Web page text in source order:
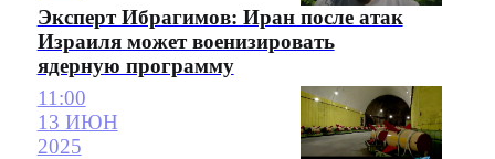
Эксперт Ибрагимов: Иран после атак
Израиля может военизировать
ядерную программу
11:00
13 ИЮН
2025